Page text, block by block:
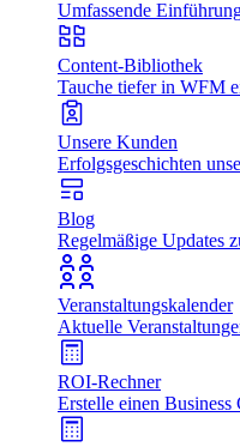
Umfassende
Content-Bibliothek
Tauche tiefer in WFM
Unsere Kunden
Erfolgsgeschichten
Blog
Regelmäßige Updates
Veranstaltungskalender
Aktuelle
ROI-Rechner
Erstelle einen Business